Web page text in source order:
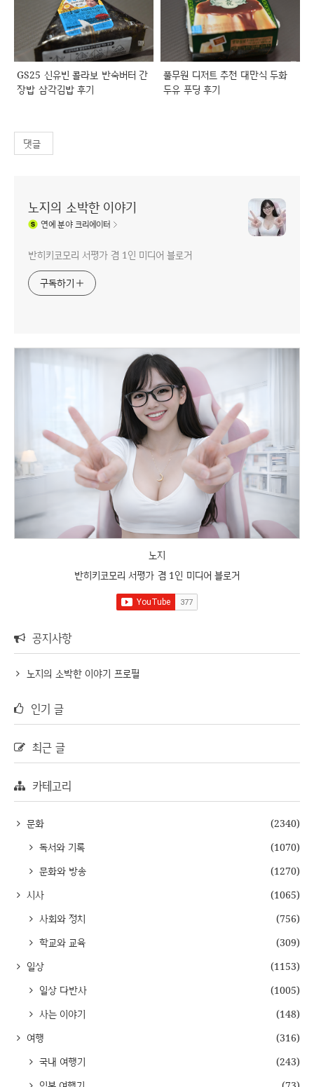
GS25 신유빈 콜라보 반숙버터 간
장밥 삼각김밥 후기
풀무원 디저트 추천 대만식 두화
두유 푸딩 후기
댓글
노지의 소박한 이야기
연예분야 크리에이터
반히키코모리 서평가 겸 1인 미디어 블로거
구독하기
노지
반히키코모리 서평가 겸 1인 미디어 블로거
공지사항
노지의 소박한 이야기 프로필
인기 글
최근 글
카테고리
문화
(2340)
독서와 기록
(1070)
문화와 방송
(1270)
시사
(1065)
사회와 정치
(756)
학교와 교육
(309)
일상
(1153)
일상 다반사
(1005)
사는 이야기
(148)
여행
(316)
국내 여행기
(243)